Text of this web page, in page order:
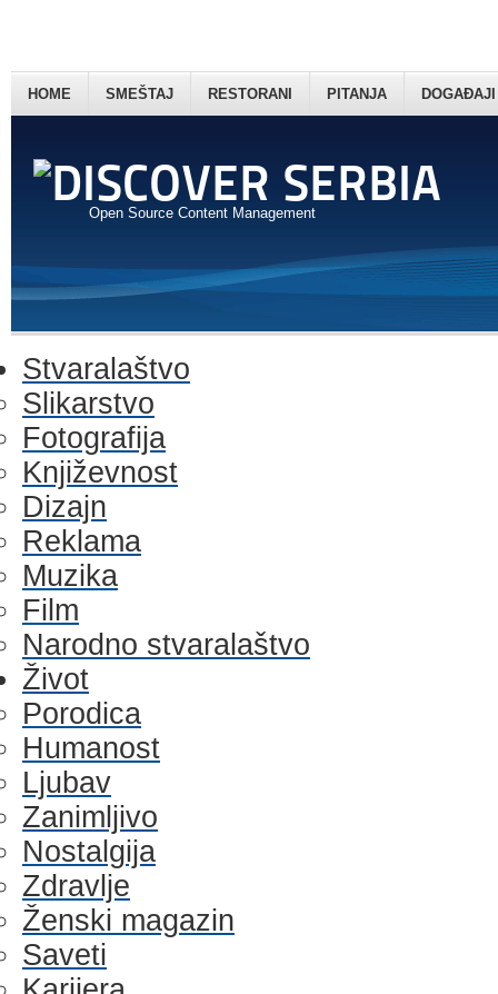
Open Source Content Management
HOME SMEŠTAJ RESTORANI PITANJA DOGAĐAJI
Stvaralaštvo
Slikarstvo
Fotografija
Književnost
Dizajn
Reklama
Muzika
Film
Narodno stvaralaštvo
Život
Porodica
Humanost
Ljubav
Zanimljivo
Nostalgija
Zdravlje
Ženski magazin
Saveti